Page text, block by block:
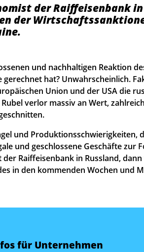
der Raiffeisenbank in
der
und nachhaltigen Reaktion
hat? Unwahrscheinlich.
Union und der USA die
verlor massiv an Wert,
und Produktionsschwierigkeiten,
und geschlossene Geschäfte zur
Raiffeisenbank in Russland,
in den kommenden Wochen und
für Unternehmen